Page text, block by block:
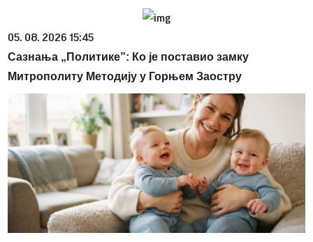
05. 08. 2026 15:45
Сазнања „Политике”: Ко је поставио замку
Митрополиту Методију у Горњем Заостру